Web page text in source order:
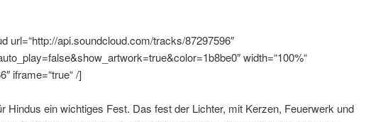
url=“http://api.soundcloud.com/tracks/87297596″
width=“100%“
iframe=“true“ /]
Hindus ein wichtiges Fest. Das fest der Lichter, mit Kerzen, Feuerwerk und